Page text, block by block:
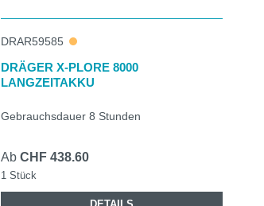
DRAR59585
DRÄGER X-PLORE 8000
LANGZEITAKKU
Gebrauchsdauer 8 Stunden
Ab CHF 438.60
1 Stück